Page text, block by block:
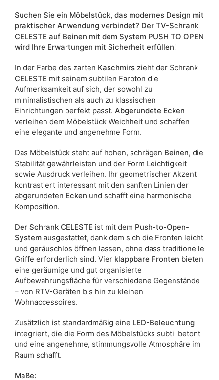
Schranktyp Stehend
ean13 5906213913876
Aufgrund des Produktionsprozesses und der
Materialeigenschaften sind Maßabweichungen von +/- 2–3 cm
möglich.
Suchen Sie ein Möbelstück, das modernes Design mit
praktischer Anwendung verbindet? Der TV-Schrank
CELESTE auf Beinen mit dem System PUSH TO OPEN
wird Ihre Erwartungen mit Sicherheit erfüllen!
In der Farbe des zarten Kaschmirs zieht der Schrank
CELESTE mit seinem subtilen Farbton die
Aufmerksamkeit auf sich, der sowohl zu
minimalistischen als auch zu klassischen
Einrichtungen perfekt passt. Abgerundete Ecken
verleihen dem Möbelstück Weichheit und schaffen
eine elegante und angenehme Form.
Das Möbelstück steht auf hohen, schrägen Beinen, die
Stabilität gewährleisten und der Form Leichtigkeit
sowie Ausdruck verleihen. Ihr geometrischer Akzent
kontrastiert interessant mit den sanften Linien der
abgerundeten Ecken und schafft eine harmonische
Komposition.
Der Schrank CELESTE ist mit dem Push-to-Open-
System ausgestattet, dank dem sich die Fronten leicht
und geräuschlos öffnen lassen, ohne dass traditionelle
Griffe erforderlich sind. Vier klappbare Fronten bieten
eine geräumige und gut organisierte
Aufbewahrungsfläche für verschiedene Gegenstände
– von RTV-Geräten bis hin zu kleinen
Wohnaccessoires.
Zusätzlich ist standardmäßig eine LED-Beleuchtung
integriert, die die Form des Möbelstücks subtil betont
und eine angenehme, stimmungsvolle Atmosphäre im
Raum schafft.
Maße: